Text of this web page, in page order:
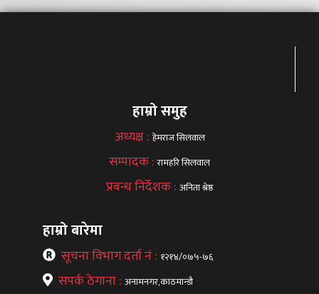
हाम्रो समुह
अध्यक्ष : हेमराज सिलवाल
सम्पादक :रामहरि सिलवाल
प्रबन्ध निर्देशक : अनिता श्रेष्ठ
हाम्रो बारेमा
सूचना विभाग दर्ता नं : १२१४/०७५-७६
सपर्क ठेगाना : अनामनगर,काठमान्डौ